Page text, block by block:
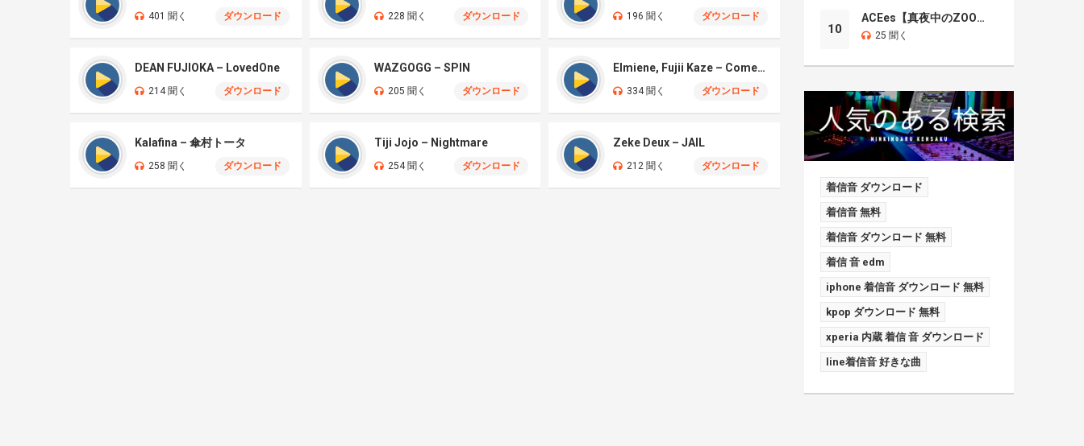
401 聞く ダウンロード 228 聞く ダウンロード 196 聞く ダウンロード
DEAN FUJIOKA – LovedOne
214 聞く ダウンロード
WAZGOGG – SPIN
205 聞く ダウンロード
Elmiene, Fujii Kaze – Comets Gold
334 聞く ダウンロード
Kalafina – 傘村トータ
258 聞く ダウンロード
Tiji Jojo – Nightmare
254 聞く ダウンロード
Zeke Deux – JAIL
212 聞く ダウンロード
10
ACEes【真夜中のZOO】
25 聞く
着信音 ダウンロード
着信音 無料
着信音 ダウンロード 無料
着信 音 edm
iphone 着信音 ダウンロード 無料
kpop ダウンロード 無料
xperia 内蔵 着信 音 ダウンロード
line着信音 好きな曲